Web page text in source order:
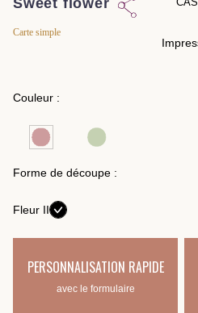
Sweet flower
Carte simple
Couleur :
Forme de découpe :
Fleur II
PERSONNALISATION RAPIDE
avec le formulaire